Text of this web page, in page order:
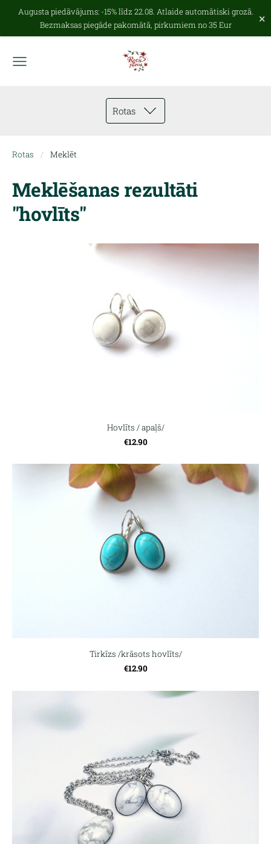
Augusta piedāvājums: -15% līdz 22.08. Atlaide automātiski grozā.
Bezmaksas piegāde pakomātā, pirkumiem no 35 Eur
×
Rotas
Rotas Meklēt
Meklēšanas rezultāti
"hovlīts"
Hovlīts / apaļš/
€12.90
Tirkīzs /krāsots hovlīts/
€12.90